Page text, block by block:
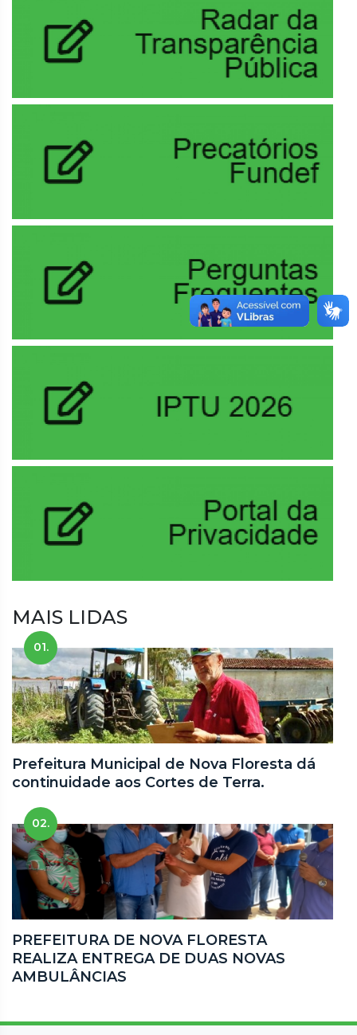
MAIS LIDAS
01.
Prefeitura Municipal de Nova Floresta dá
continuidade aos Cortes de Terra.
02.
PREFEITURA DE NOVA FLORESTA
REALIZA ENTREGA DE DUAS NOVAS
AMBULÂNCIAS